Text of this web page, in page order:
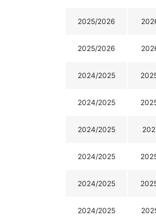
2025/2026
2025/2026
2024/2025
2024/2025
2024/2025
2024/2025
2024/2025
2024/2025